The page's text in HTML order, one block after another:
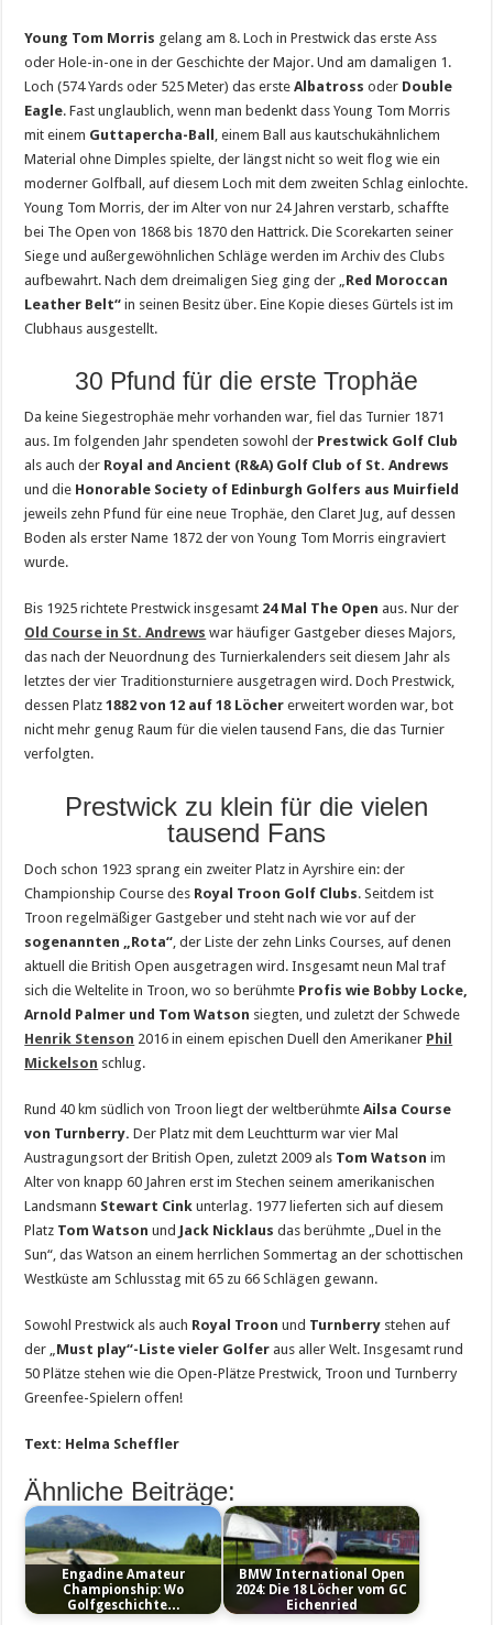
Young Tom Morris gelang am 8. Loch in Prestwick das erste Ass
oder Hole-in-one in der Geschichte der Major. Und am damaligen 1.
Loch (574 Yards oder 525 Meter) das ersteAlbatross oder Double
Eagle. Fast unglaublich, wenn man bedenkt dass Young Tom Morris
mit einem Guttapercha-Ball , einem Ball aus kautschukähnlichem
Material ohne Dimples spielte, der längst nicht so weit flog wie ein
moderner Golfball, auf diesem Loch mit dem zweiten Schlag einlochte.
Young Tom Morris, der im Alter von nur 24 Jahren verstarb, schaffte
bei The Open von 1868 bis 1870 den Hattrick. Die Scorekarten seiner
Siege und außergewöhnlichen Schläge werden im Archiv des Clubs
aufbewahrt. Nach dem dreimaligen Sieg ging der „Red Moroccan
Leather Belt“ in seinen Besitz über. Eine Kopie dieses Gürtels ist im
Clubhaus ausgestellt.
30 Pfund für die erste Trophäe
Da keine Siegestrophäe mehr vorhanden war, fiel das Turnier 1871
aus. Im folgenden Jahr spendeten sowohl der Prestwick Golf Club
als auch der Royal and Ancient (R&A) Golf Club of St. Andrews
und die Honorable Society of Edinburgh Golfers aus Muirfield
jeweils zehn Pfund für eine neue Trophäe, den Claret Jug, auf dessen
Boden als erster Name 1872 der von Young Tom Morris eingraviert
wurde.
Bis 1925 richtete Prestwick insgesamt 24 Mal The Open aus. Nur der
Old Course in St. Andrews war häufiger Gastgeber dieses Majors,
das nach der Neuordnung des Turnierkalenders seit diesem Jahr als
letztes der vier Traditionsturniere ausgetragen wird. Doch Prestwick,
dessen Platz1882 von 12 auf 18 Löcher erweitert worden war, bot
nicht mehr genug Raum für die vielen tausend Fans, die das Turnier
verfolgten.
Prestwick zu klein für die vielen
tausend Fans
Doch schon 1923 sprang ein zweiter Platz in Ayrshire ein: der
Championship Course des Royal Troon Golf Clubs. Seitdem ist
Troon regelmäßiger Gastgeber und steht nach wie vor auf der
sogenannten „Rota“, der Liste der zehn Links Courses, auf denen
aktuell die British Open ausgetragen wird. Insgesamt neun Mal traf
sich die Weltelite in Troon, wo so berühmte Profis wie Bobby Locke,
Arnold Palmer und Tom Watson siegten, und zuletzt der Schwede
Henrik Stenson 2016 in einem epischen Duell den Amerikaner Phil
Mickelson schlug.
Rund 40 km südlich von Troon liegt der weltberühmteAilsa Course
von Turnberry. Der Platz mit dem Leuchtturm war vier Mal
Austragungsort der British Open, zuletzt 2009 als Tom Watson im
Alter von knapp 60 Jahren erst im Stechen seinem amerikanischen
Landsmann Stewart Cink unterlag. 1977 lieferten sich auf diesem
Platz Tom Watson und Jack Nicklaus das berühmte „Duel in the
Sun“, das Watson an einem herrlichen Sommertag an der schottischen
Westküste am Schlusstag mit 65 zu 66 Schlägen gewann.
Sowohl Prestwick als auch Royal Troon und Turnberry stehen auf
der „Must play“-Liste vieler Golfer aus aller Welt. Insgesamt rund
50 Plätze stehen wie die Open-Plätze Prestwick, Troon und Turnberry
Greenfee-Spielern offen!
Text: Helma Scheffler
Ähnliche Beiträge:
Engadine Amateur
Championship: Wo
Golfgeschichte…
BMW International Open
2024: Die 18 Löcher vom GC
Eichenried